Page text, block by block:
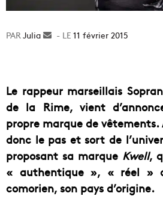
Julia
Envoyer11 février 2015
Le rappeur marseillais
de la Rime, vient
propre marque de
donc le pas et sort de
proposant sa marque Kwell,
« authentique », « réel »
comorien, son pays d’origine.